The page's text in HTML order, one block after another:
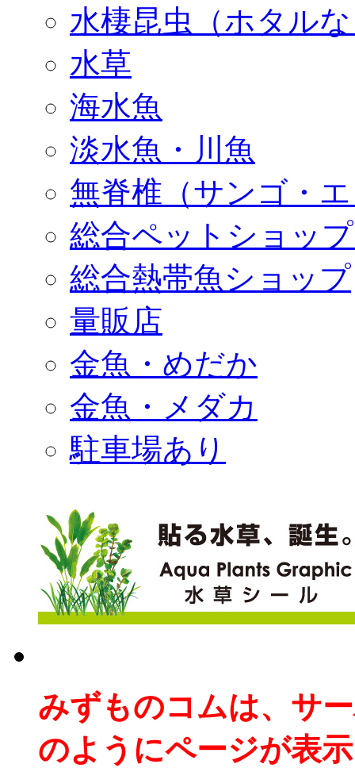
水棲昆虫（ホタル
水草
海水魚
淡水魚・川魚
無脊椎（サンゴ・
総合ペットショッ
総合熱帯魚ショップ
量販店
金魚・めだか
金魚・メダカ
駐車場あり
みずものコムは、サ
のようにページが表